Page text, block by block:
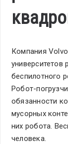
Компания
университетов
беспилотного
Робот-
обязанности
мусорных
них робота.
человека.